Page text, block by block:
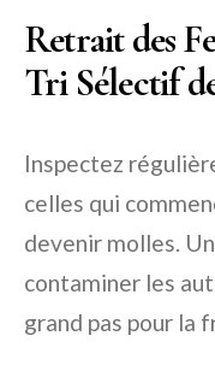
Retrait des
Tri Sélectif
Inspectez
celles qui
devenir molles.
contaminer les
grand pas pour la